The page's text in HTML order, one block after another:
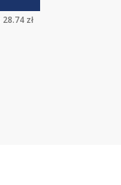
28.74 zł